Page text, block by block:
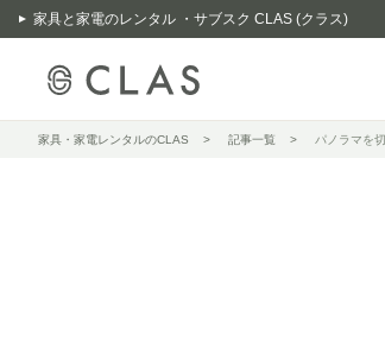
家具と家電のレンタル ・サブスク CLAS (クラス)
家具・家電レンタルのCLAS 記事一覧 パノラマを